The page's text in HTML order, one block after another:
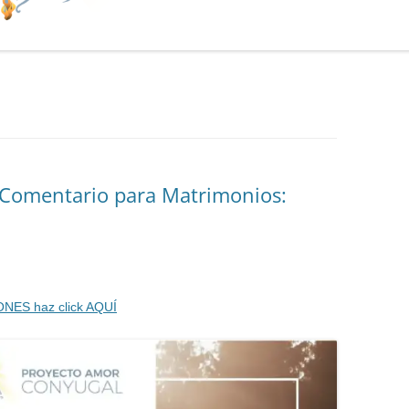
para Matrimonios:
haz click AQUÍ